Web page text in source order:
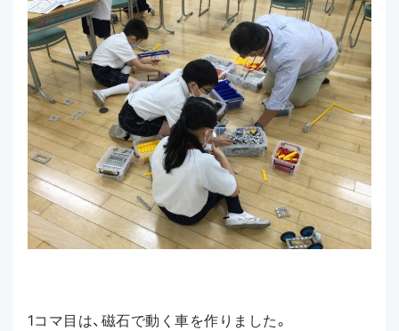
1コマ目は、磁石で動く車を作りました。